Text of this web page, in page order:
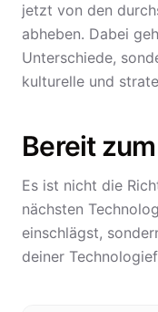
jetzt von den
abheben. Dabei
Unterschiede,
kulturelle und
Bereit
Es ist nicht die
nächsten
einschlägst,
deiner